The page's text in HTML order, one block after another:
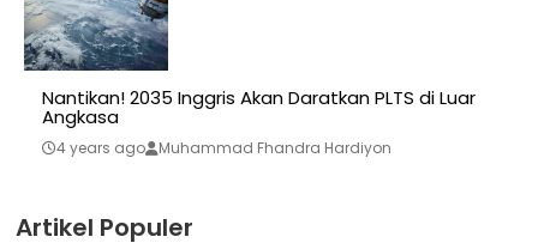
Nantikan! 2035 Inggris Akan Daratkan PLTS di Luar
Angkasa
4 years ago Muhammad Fhandra Hardiyon
Artikel Populer